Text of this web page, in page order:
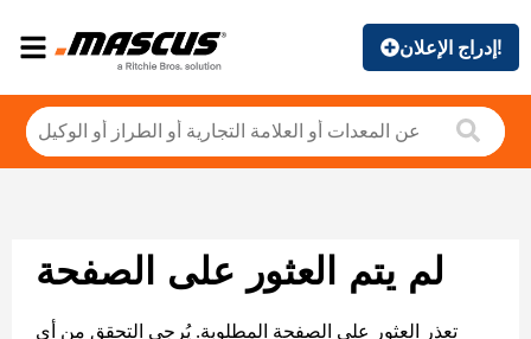
إدراج الإعلان!
لم يتم العثور على الصفحة
تعذر العثور على الصفحة المطلوبة. يُرجى التحقق من أي